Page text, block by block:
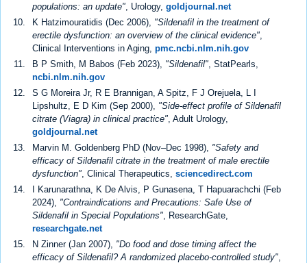
populations: an update", Urology, goldjournal.net
K Hatzimouratidis (Dec 2006), "Sildenafil in the treatment of
erectile dysfunction: an overview of the clinical evidence",
Clinical Interventions in Aging, pmc.ncbi.nlm.nih.gov
B P Smith, M Babos (Feb 2023), "Sildenafil", StatPearls,
ncbi.nlm.nih.gov
S G Moreira Jr, R E Brannigan, A Spitz, F J Orejuela, L I
Lipshultz, E D Kim (Sep 2000), "Side-effect profile of Sildenafil
citrate (Viagra) in clinical practice" , Adult Urology,
goldjournal.net
Marvin M. Goldenberg PhD (Nov–Dec 1998), "Safety and
efficacy of Sildenafil citrate in the treatment of male erectile
dysfunction" , Clinical Therapeutics, sciencedirect.com
I Karunarathna, K De Alvis, P Gunasena, T Hapuarachchi (Feb
2024), "Contraindications and Precautions: Safe Use of
Sildenafil in Special Populations" , ResearchGate,
researchgate.net
N Zinner (Jan 2007), "Do food and dose timing affect the
efficacy of Sildenafil? A randomized placebo-controlled study"